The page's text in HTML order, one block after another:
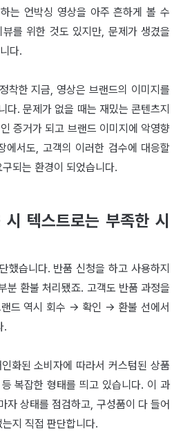
는 언박싱 영상을 아주 흔하게 볼 수
를 위한 것도 있지만, 문제가 생겼을
다.
착한 지금, 영상은 브랜드의 이미지를
다. 문제가 없을 때는 재밌는 콘텐츠지
증거가 되고 브랜드 이미지에 악영향
에서도, 고객의 이러한 검수에 대응할
되는 환경이 되었습니다.
텍스트로는 부족한 시
했습니다. 반품 신청을 하고 사용하지
분 환불 처리됐죠. 고객도 반품 과정을
랜드 역시 회수 → 확인 → 환불 선에서
.
화된 소비자에 따라서 커스텀된 상품
복잡한 형태를 띄고 있습니다. 이 과
자 상태를 점검하고, 구성품이 다 들어
지 직접 판단합니다.